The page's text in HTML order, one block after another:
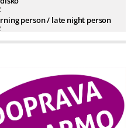
person / late night person